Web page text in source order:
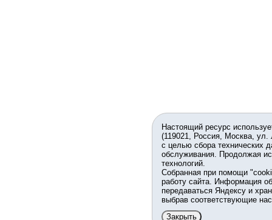
Настоящий ресурс
(119021, Россия, Москва,
с целью сбора технических
обслуживания. Продолжая
технологий.
Собранная при помощи
работу сайта. Информация
передаваться Яндексу и
выбрав соответствующие
Закрыть